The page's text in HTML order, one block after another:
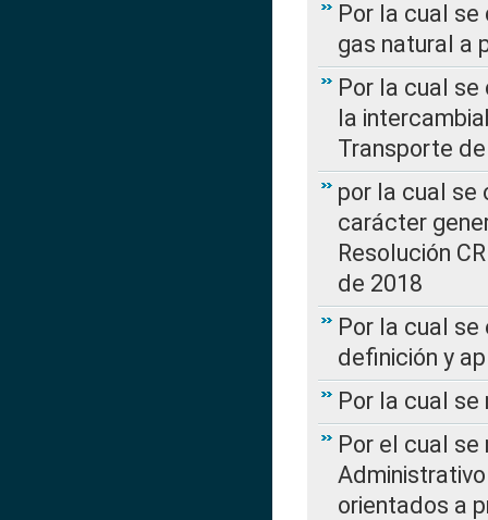
Por la cual
gas natural a
Por la cual
la
Transporte
por la cual se
carácter
Resolución
de 2018
Por la cual
definición y
Por la cual
Por el cual
orientados a